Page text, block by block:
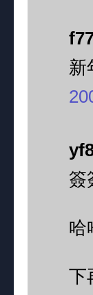
新
簽
哈
下